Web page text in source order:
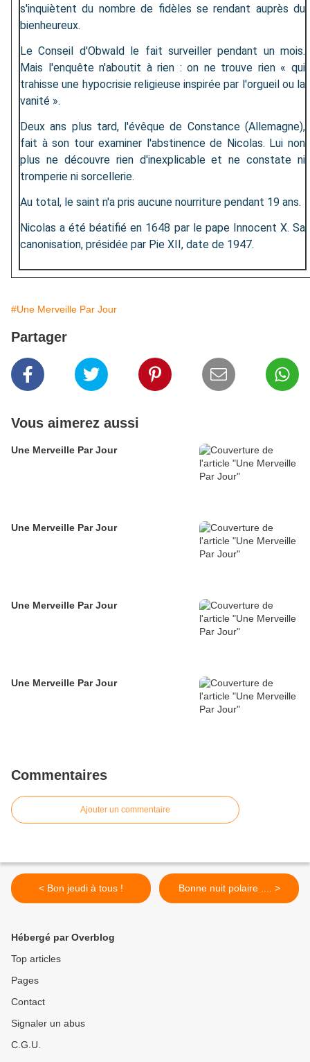
s'inquiètent du nombre de fidèles se rendant auprès du
bienheureux.
Le Conseil d'Obwald le fait surveiller pendant un mois.
Mais l'enquête n'aboutit à rien : on ne trouve rien « qui
trahisse une hypocrisie religieuse inspirée par l'orgueil ou la
vanité ».
Deux ans plus tard, l'évêque de Constance (Allemagne),
fait à son tour examiner l'abstinence de Nicolas. Lui non
plus ne découvre rien d'inexplicable et ne constate ni
tromperie ni sorcellerie.
Au total, le saint n'a pris aucune nourriture pendant 19 ans.
Nicolas a été béatifié en 1648 par le pape Innocent X. Sa
canonisation, présidée par Pie XII, date de 1947.
#Une Merveille Par Jour
Partager
Vous aimerez aussi
Une Merveille Par Jour
Une Merveille Par Jour
Une Merveille Par Jour
Une Merveille Par Jour
Commentaires
Ajouter un commentaire
< Bon jeudi à tous ! Bonne nuit polaire .... >
Hébergé par Overblog
Top articles
Pages
Contact
Signaler un abus
C.G.U.